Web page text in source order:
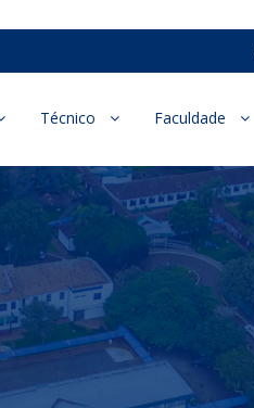
Técnico Faculdade